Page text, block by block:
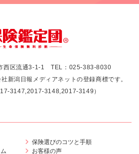
西区流通3-1-1TEL： 025-383-8030
新潟日報メディアネットの登録商標です。
3147,2017-3148,2017-3149）
保険選びのコツと手順
お客様の声